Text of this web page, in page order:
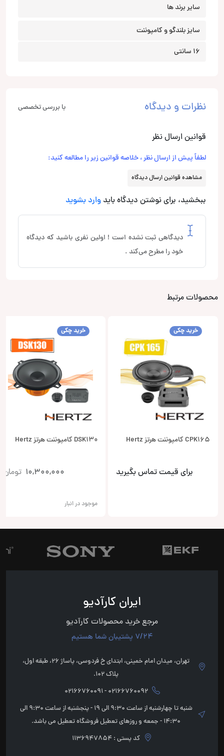
سایر برند ها
سایز بلندگو و کامپوننت
16 سانتی
نظرات و دیدگاه با بررسی تخصصی
قوانین ارسال نظر
لطفاً پیش از ارسال نظر ، خلاصه قوانین زیر را مطالعه کنید:
مشاهده قوانین ارسال دیدگاه
ببخشید، برای نوشتن دیدگاه باید وارد بشوید
دیدگاهی ثبت نشده است ! اولین نفری باشید که دیدگاه
خود را مطرح می‌کند .
محصولات مرتبط
خرید چکی
CPK165 کامپوننت هرتز Hertz
برای قیمت تماس بگیرید
خرید چکی
DSK130 کامپوننت هرتز Hertz
10,300,000 تومان
موجود در انبار
ایران کارآدیو
مرجع خرید محصولات کارآدیو
7/24 پشتیبان شما هستیم
تهران، میدان امام خمینی، ابتدای خ فردوسی، پاساژ 26، طبقه اول،
پلاک 102.
02166760092 - 02166760091
شنبه تا چهارشنبه از ساعت 9:30 الی 19 - پنجشنبه از ساعت 9:30 الی
14:30 - جمعه و روزهای تعطیل فروشگاه تعطیل می باشد.
کد پستی : 1136947854